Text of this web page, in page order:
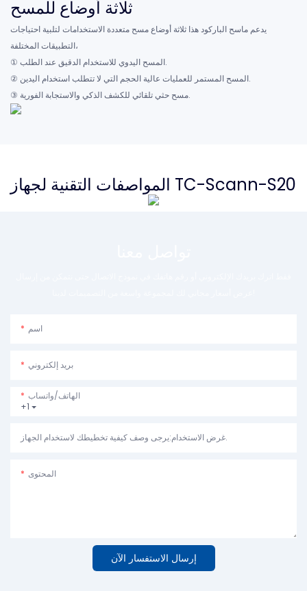
ثلاثة أوضاع للمسح
يدعم ماسح الباركود هذا ثلاثة أوضاع مسح متعددة الاستخدامات لتلبية احتياجات
التطبيقات المختلفة،
① المسح اليدوي للاستخدام الدقيق عند الطلب.
② المسح المستمر للعمليات عالية الحجم التي لا تتطلب استخدام اليدين.
③ مسح حثي تلقائي للكشف الذكي والاستجابة الفورية.
المواصفات التقنية لجهاز TC-Scann-S20
اسم
بريد إلكتروني
+1
الهاتف/واتساب
غرض الاستخدام:يرجى وصف كيفية تخطيطك لاستخدام الجهاز.
المحتوى
إرسال الاستفسار الآن